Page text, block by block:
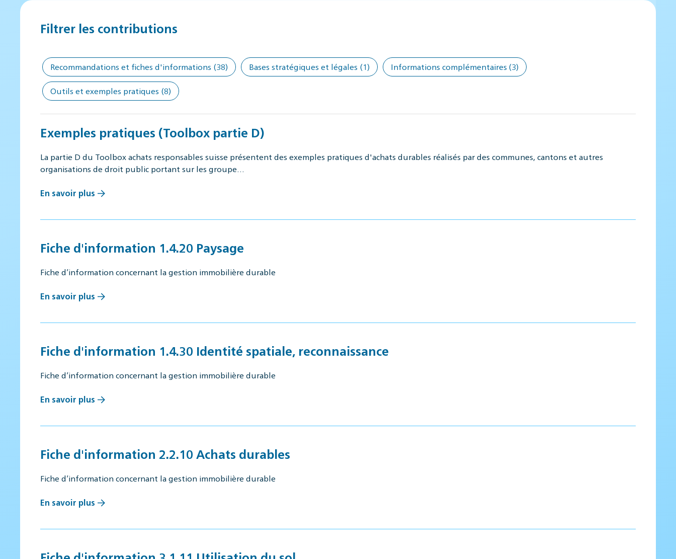
Filtrer les contributions
Recommandations et fiches d'informations (38) Bases stratégiques et légales (1) Informations complémentaires (3)
Outils et exemples pratiques (8)
Exemples pratiques (Toolbox partie D)
La partie D du Toolbox achats responsables suisse présentent des exemples pratiques d'achats durables réalisés par des communes, cantons et autres
organisations de droit public portant sur les groupe…
En savoir plus
Fiche d'information 1.4.20 Paysage
Fiche d’information concernant la gestion immobilière durable
En savoir plus
Fiche d'information 1.4.30 Identité spatiale, reconnaissance
Fiche d’information concernant la gestion immobilière durable
En savoir plus
Fiche d'information 2.2.10 Achats durables
Fiche d’information concernant la gestion immobilière durable
En savoir plus